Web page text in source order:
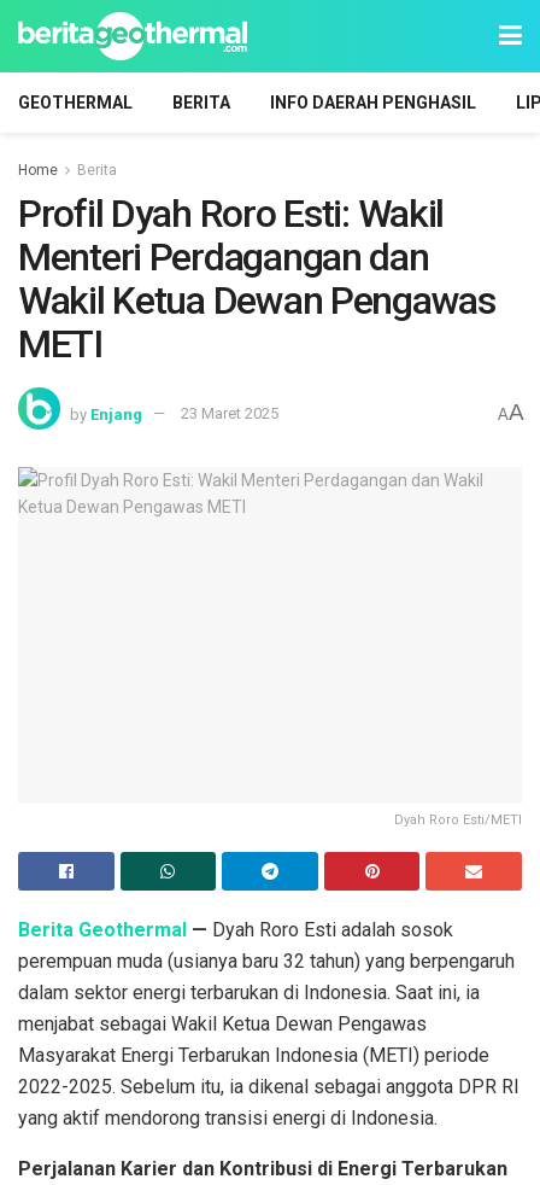
GEOTHERMAL BERITA INFO DAERAH PENGHASIL
Home Berita
Profil Dyah Roro Esti: Wakil
Menteri Perdagangan dan
Wakil Ketua Dewan Pengawas
METI
by Enjang 23 Maret 2025 AA
Dyah Roro Esti/METI
Berita Geothermal — Dyah Roro Esti adalah sosok
perempuan muda (usianya baru 32 tahun) yang berpengaruh
dalam sektor energi terbarukan di Indonesia. Saat ini, ia
menjabat sebagai Wakil Ketua Dewan Pengawas
Masyarakat Energi Terbarukan Indonesia (METI) periode
2022-2025. Sebelum itu, ia dikenal sebagai anggota DPR RI
yang aktif mendorong transisi energi di Indonesia.
Perjalanan Karier dan Kontribusi di Energi Terbarukan